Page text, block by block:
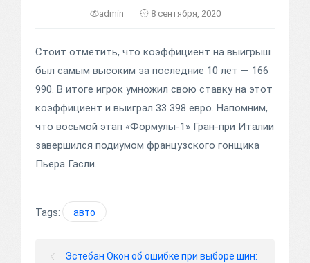
admin 8 сентября, 2020
Стоит отметить, что коэффициент на выигрыш
был самым высоким за последние 10 лет — 166
990. В итоге игрок умножил свою ставку на этот
коэффициент и выиграл 33 398 евро. Напомним,
что восьмой этап «Формулы-1» Гран-при Италии
завершился подиумом французского гонщика
Пьера Гасли.
Tags: авто
Эстебан Окон об ошибке при выборе шин: